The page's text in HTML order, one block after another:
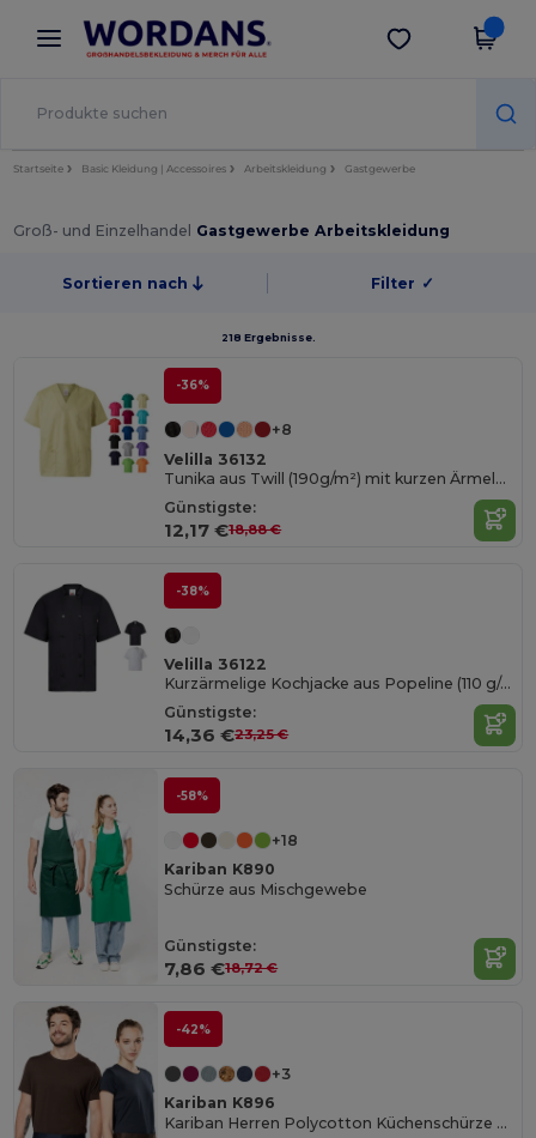
× Wordans App
Bessere Preise in der App!
App holen
Startseite Basic Kleidung | Accessoires Arbeitskleidung Gastgewerbe
Groß- und Einzelhandel Gastgewerbe Arbeitskleidung
Sortieren nach Filter ✓
218 Ergebnisse.
-36%
+8
Velilla 36132
Tunika aus Twill (190g/m²) mit kurzen Ärmeln, aus Polyester (65%) und Baumwolle (35%)
Günstigste:
12,17 €18,88 €
-38%
Velilla 36122
Kurzärmelige Kochjacke aus Popeline (110 g/m²) aus Baumwolle (35 %) und Polyester (65 %)
Günstigste:
14,36 €23,25 €
-58%
+18
Kariban K890
Schürze aus Mischgewebe
Günstigste:
7,86 €18,72 €
-42%
+3
Kariban K896
Kariban Herren Polycotton Küchenschürze mit Taschen